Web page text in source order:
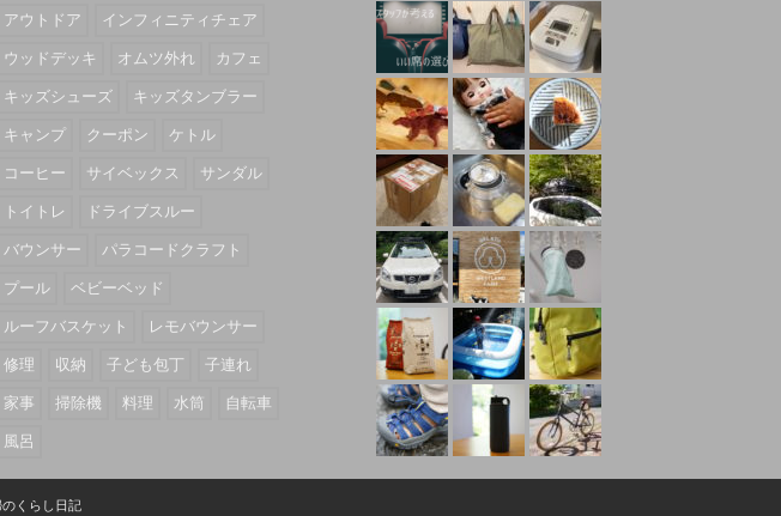
アウトドア
インフィニティチェア
ウッドデッキ
オムツ外れ
カフェ
キッズシューズ
キッズタンブラー
キャンプ
クーポン
ケトル
コーヒー
サイベックス
サンダル
トイトレ
ドライブスルー
バウンサー
パラコードクラフト
プール
ベビーベッド
ルーフバスケット
レモバウンサー
修理
収納 子ども包丁
子連れ
家事
掃除機 料理 水筒
自転車
風呂
のくらし日記